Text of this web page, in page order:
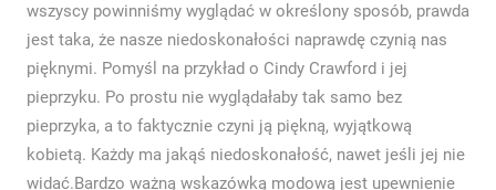
wszyscy powinniśmy wyglądać w określony sposób, prawda
jest taka, że ​​nasze niedoskonałości naprawdę czynią nas
pięknymi. Pomyśl na przykład o Cindy Crawford i jej
pieprzyku. Po prostu nie wyglądałaby tak samo bez
pieprzyka, a to faktycznie czyni ją piękną, wyjątkową
kobietą. Każdy ma jakąś niedoskonałość, nawet jeśli jej nie
widać.Bardzo ważną wskazówką modową jest upewnienie